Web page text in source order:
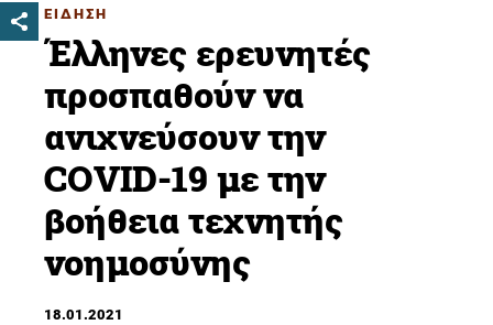
contentΕΙΔΗΣΗ
Έλληνες ερευνητές
προσπαθούν να
ανιχνεύσουν την
COVID-19 με την
βοήθεια τεχνητής
νοημοσύνης
18.01.2021